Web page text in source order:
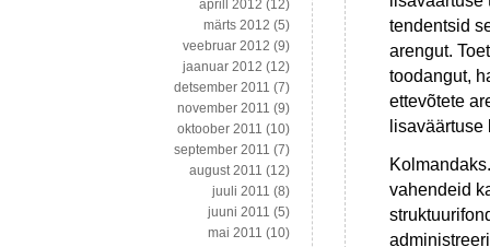
tendentsid
arengut.
toodangut,
ettevõtete
lisaväärtuse
vahendeid
aprill 2012 (12)
märts 2012 (5)
veebruar 2012 (9)
jaanuar 2012 (12)
detsember 2011 (7)
november 2011 (9)
oktoober 2011 (10)
september 2011 (7)
august 2011 (12)
juuli 2011 (8)
juuni 2011 (5)
mai 2011 (10)